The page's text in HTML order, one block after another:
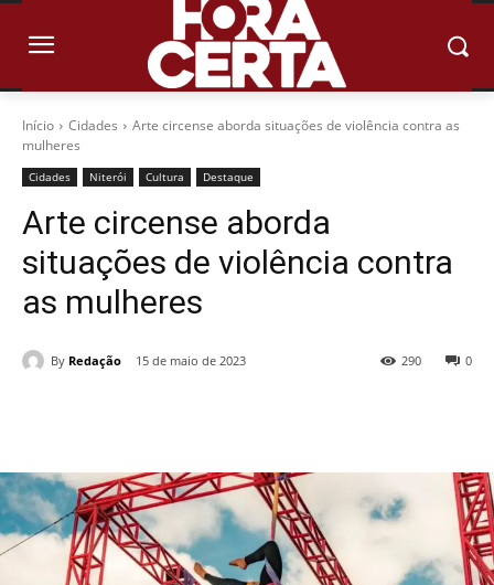
Início Cidades
Arte circense aborda situações de violência contra as
mulheres
Cidades Niterói Cultura Destaque
Arte circense aborda
situações de violência contra
as mulheres
By Redação 15 de maio de 2023 0
290